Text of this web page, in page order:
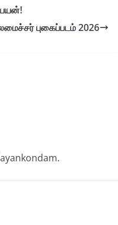
பயன்!
புகைப்படம் 2026